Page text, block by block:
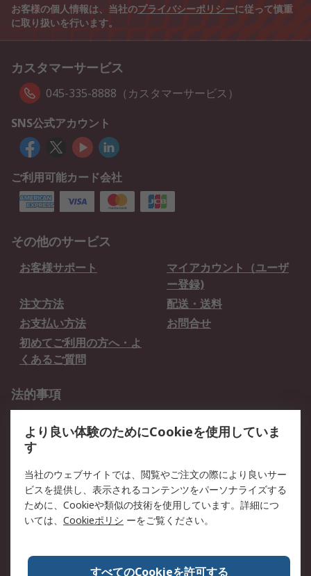
お客様の個人情報は、当社のプライバシーポリシーに従って慎重
に取り扱いを行います。
カスタマーサービス
045-335-8888（カスタマーサービス）
SNS公式アカウント
ご利用可能カード会社
その他のサービス
お客様サポート
マイアカウント（ユーザ
ー登録)
注文方法
配送・送料
お支払い方法
お問合せ
初めてご利用の方へ・よ
くあるご質問
法的事項
クッキーポリシー
RSについて
会社概要
採用情報
プレスリリース＆お知ら
コーポレートサイト
全世界のRS
RSの歴史
より良い体験のためにCookieを使用していま
す
当社のウェブサイトでは、閲覧やご注文の際により良いサー
ビスを提供し、表示されるコンテンツをパーソナライズする
ために、Cookieや類似の技術を使用しています。詳細につ
いては、 Cookieポリシ ーをご覧ください。
すべてのCookieを許可する